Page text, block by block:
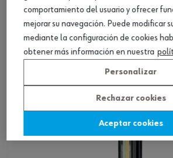
Linterna LED con batería
comportamiento del usuario y ofrecer
mejorar su navegación. Puede modificar
mediante la configuración de cookies
obtener más información en nuestra
Personalizar
Rechazar cookies
Aceptar cookies